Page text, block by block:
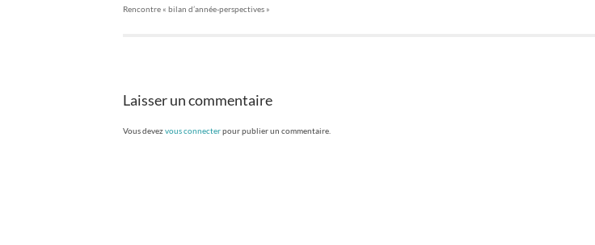
Rencontre « bilan d’année-perspectives »
Laisser un commentaire
Vous devezvous connecterpour publier un commentaire.